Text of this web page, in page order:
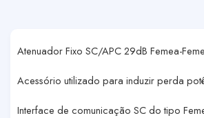
Atenuador Fixo SC/APC 29dB Femea-
Acessório utilizado para induzir perda
Interface de comunicação SC do tipo